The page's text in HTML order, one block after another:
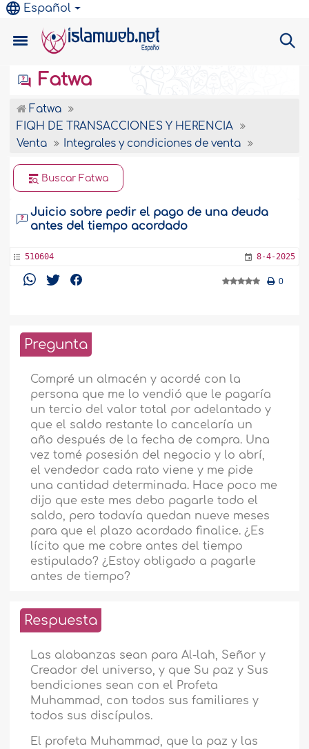
Español
Fatwa
Fatwa
FIQH DE TRANSACCIONES Y HERENCIA
Venta
Integrales y condiciones de venta
Buscar Fatwa
Juicio sobre pedir el pago de una deuda
antes del tiempo acordado
510604 8-4-2025
0
Pregunta
Compré un almacén y acordé con la
persona que me lo vendió que le pagaría
un tercio del valor total por adelantado y
que el saldo restante lo cancelaría un
año después de la fecha de compra. Una
vez tomé posesión del negocio y lo abrí,
el vendedor cada rato viene y me pide
una cantidad determinada. Hace poco me
dijo que este mes debo pagarle todo el
saldo, pero todavía quedan nueve meses
para que el plazo acordado finalice. ¿Es
lícito que me cobre antes del tiempo
estipulado? ¿Estoy obligado a pagarle
antes de tiempo?
Respuesta
Las alabanzas sean para Al-lah, Señor y
Creador del universo, y que Su paz y Sus
bendiciones sean con el Profeta
Muhammad, con todos sus familiares y
todos sus discípulos.
El profeta Muhammad, que la paz y las